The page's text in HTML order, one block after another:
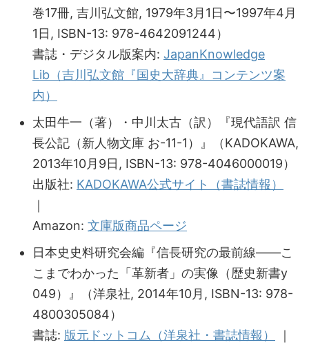
巻17冊, 吉川弘文館, 1979年3月1日〜1997年4月
1日, ISBN-13: 978-4642091244）
書誌・デジタル版案内: JapanKnowledge
Lib（吉川弘文館『国史大辞典』コンテンツ案
内）
太田牛一（著）・中川太古（訳）『現代語訳 信
長公記（新人物文庫 お-11-1）』（KADOKAWA,
2013年10月9日, ISBN-13: 978-4046000019）
出版社: KADOKAWA公式サイト（書誌情報）
｜
Amazon: 文庫版商品ページ
日本史史料研究会編『信長研究の最前線――こ
こまでわかった「革新者」の実像（歴史新書y
049）』（洋泉社, 2014年10月, ISBN-13: 978-
4800305084）
書誌: 版元ドットコム（洋泉社・書誌情報）
｜